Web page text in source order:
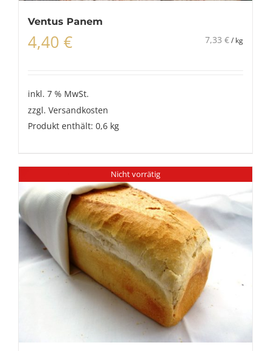
Ventus Panem
4,40 € 7,33 €/ kg
inkl. 7 % MwSt.
zzgl. Versandkosten
Produkt enthält: 0,6 kg
Nicht vorrätig